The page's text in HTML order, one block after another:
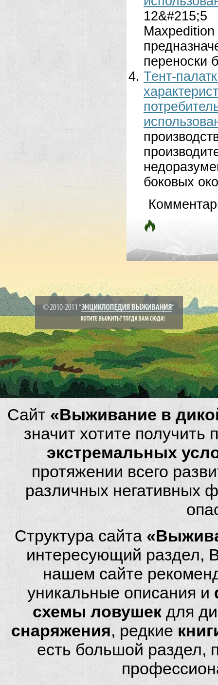
переноски
Тент-
боковых
Сайт «Выживание в
значит хотите
экстремальных
протяжении всего
различных негативных
Структура сайта
интересующий раздел,
нашем сайте
уникальные описания и
схемы ловушек для
снаряжения, редкие
есть большой